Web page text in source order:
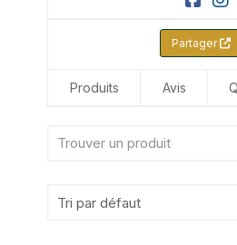
Partager
Produits Avis